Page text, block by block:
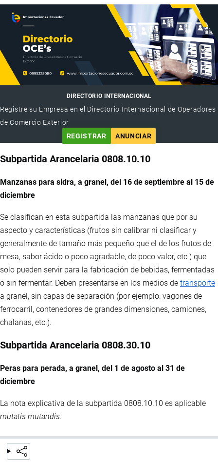
DIRECTORIO INTERNACIONAL
Registre su Empresa en el Directorio Internacional de Operadores
de Comercio Exterior
REGISTRAR
ANUNCIAR
Subpartida Arancelaria 0808.10.10
Manzanas para sidra, a granel, del 16 de septiembre al 15 de
diciembre
Se clasifican en esta subpartida las manzanas que por su
aspecto y características (frutos sin calibrar ni clasificar y
generalmente de tamaño más pequeño que el de los frutos de
mesa, sabor ácido o poco agradable, de poco valor, etc.) que
solo pueden servir para la fabricación de bebidas, fermentadas
o sin fermentar. Deben presentarse en los medios de transporte
a granel, sin capas de separación (por ejemplo: vagones de
ferrocarril, contenedores de grandes dimensiones, camiones,
chalanas, etc.).
Subpartida Arancelaria 0808.30.10
Peras para perada, a granel, del 1 de agosto al 31 de
diciembre
La nota explicativa de la subpartida 0808.10.10 es aplicable
mutatis mutandis.